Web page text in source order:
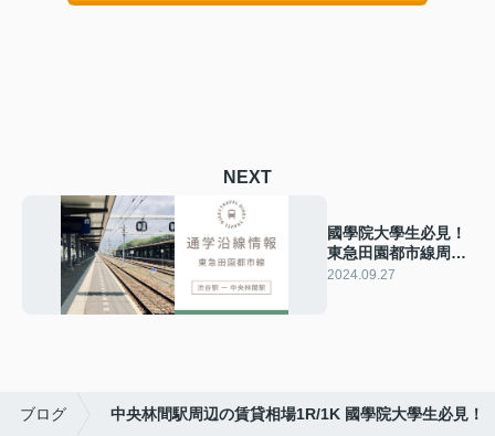
NEXT
國學院大學生必見！
東急田園都市線周辺
賃貸相場とおすすめ
2024.09.27
ブログ 中央林間駅周辺の賃貸相場1R/1K 國學院大學生必見！